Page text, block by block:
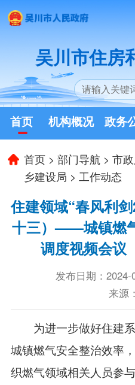
吴川市住房
首页 机构概况 政务
首页 >部门导航 >市
乡建设局 > 工作动态
住建领域“春风利
十三）——城镇燃
调度视频会议
发布日期：2024-
来源
为进一步做好住建
城镇燃气安全整治效率
织燃气领域相关人员参